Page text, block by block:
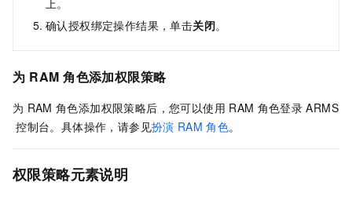
确认授权绑定操作结果，单击关闭。
为 RAM 角色添加权限策略
为 RAM 角色添加权限策略后，您可以使用 RAM 角色登录 ARMS
控制台。具体操作，请参见扮演 RAM 角色。
权限策略元素说明